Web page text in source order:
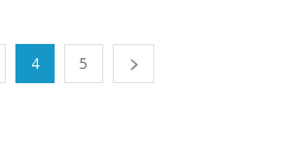
4 5